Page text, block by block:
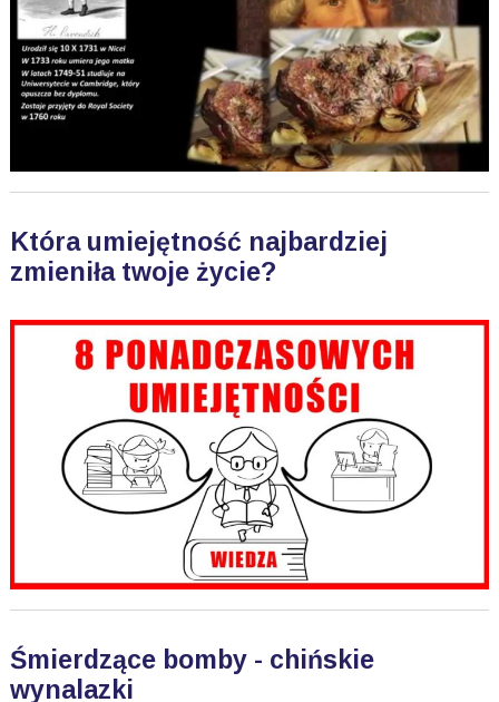
Która umiejętność najbardziej
zmieniła twoje życie?
Śmierdzące bomby - chińskie
wynalazki